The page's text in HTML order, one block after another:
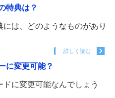
特典は？
は、どのようなものがあり
詳しく読む
に変更可能？
に変更可能なんでしょう